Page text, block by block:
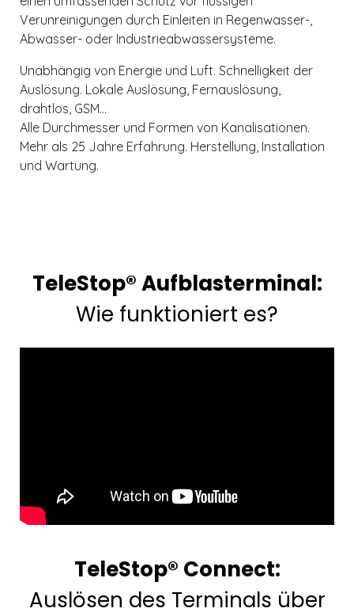
Verunreinigungen durch Einleiten in Regenwasser-,
Abwasser- oder Industrieabwassersysteme.
Unabhängig von Energie und Luft. Schnelligkeit der
Auslösung. Lokale Auslösung, Fernauslösung,
drahtlos, GSM…
Alle Durchmesser und Formen von Kanalisationen.
Mehr als 25 Jahre Erfahrung. Herstellung, Installation
und Wartung.
TeleStop® Aufblasterminal:
Wie funktioniert es?
TeleStop® Connect:
Auslösen des Terminals über